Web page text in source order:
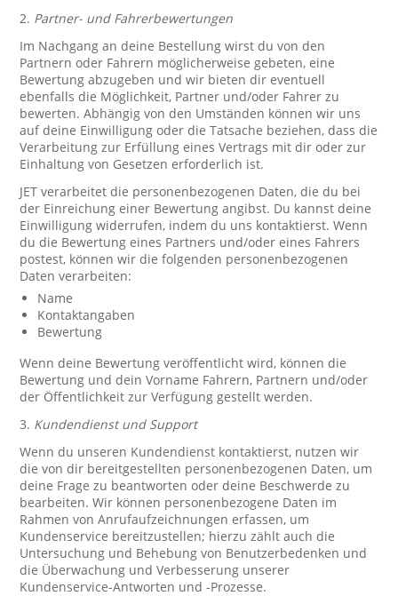
2. Partner- und Fahrerbewertungen
Im Nachgang an deine Bestellung wirst du von den
Partnern oder Fahrern möglicherweise gebeten, eine
Bewertung abzugeben und wir bieten dir eventuell
ebenfalls die Möglichkeit, Partner und/oder Fahrer zu
bewerten. Abhängig von den Umständen können wir uns
auf deine Einwilligung oder die Tatsache beziehen, dass die
Verarbeitung zur Erfüllung eines Vertrags mit dir oder zur
Einhaltung von Gesetzen erforderlich ist.
JET verarbeitet die personenbezogenen Daten, die du bei
der Einreichung einer Bewertung angibst. Du kannst deine
Einwilligung widerrufen, indem du uns kontaktierst. Wenn
du die Bewertung eines Partners und/oder eines Fahrers
postest, können wir die folgenden personenbezogenen
Daten verarbeiten:
Name
Kontaktangaben
Bewertung
Wenn deine Bewertung veröffentlicht wird, können die
Bewertung und dein Vorname Fahrern, Partnern und/oder
der Öffentlichkeit zur Verfügung gestellt werden.
3. Kundendienst und Support
Wenn du unseren Kundendienst kontaktierst, nutzen wir
die von dir bereitgestellten personenbezogenen Daten, um
deine Frage zu beantworten oder deine Beschwerde zu
bearbeiten. Wir können personenbezogene Daten im
Rahmen von Anrufaufzeichnungen erfassen, um
Kundenservice bereitzustellen; hierzu zählt auch die
Untersuchung und Behebung von Benutzerbedenken und
die Überwachung und Verbesserung unserer
Kundenservice-Antworten und -Prozesse.